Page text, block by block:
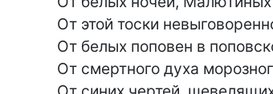
От этой тоски
От белых поповен в
От смертного духа